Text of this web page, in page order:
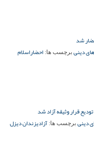
شد
دینی برچسب ها: احضاراسلام
قرار وثیقه آزاد شد
دینی برچسب ها: آزادیزندان دیزل